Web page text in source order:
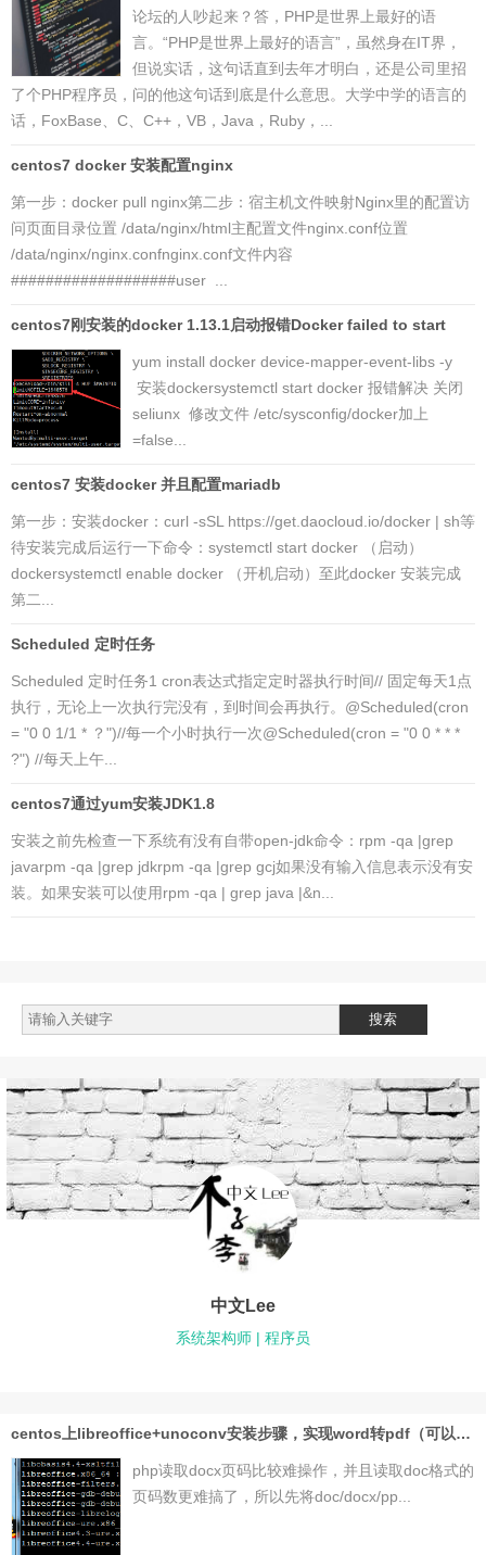
论坛的人吵起来？答，PHP是世界上最好的语
言。“PHP是世界上最好的语言”，虽然身在IT界，
但说实话，这句话直到去年才明白，还是公司里招
了个PHP程序员，问的他这句话到底是什么意思。大学中学的语言的
话，FoxBase、C、C++，VB，Java，Ruby，...
centos7 docker 安装配置nginx
第一步：docker pull nginx第二步：宿主机文件映射Nginx里的配置访
问页面目录位置 /data/nginx/html主配置文件nginx.conf位置
/data/nginx/nginx.confnginx.conf文件内容
###################user ...
centos7刚安装的docker 1.13.1启动报错Docker failed to start
yum install docker device-mapper-event-libs -y
安装dockersystemctl start docker 报错解决 关闭
seliunx 修改文件 /etc/sysconfig/docker加上
=false...
centos7 安装docker 并且配置mariadb
第一步：安装docker：curl -sSL https://get.daocloud.io/docker | sh等
待安装完成后运行一下命令：systemctl start docker （启动）
dockersystemctl enable docker （开机启动）至此docker 安装完成
第二...
Scheduled 定时任务
Scheduled 定时任务1 cron表达式指定定时器执行时间// 固定每天1点
执行，无论上一次执行完没有，到时间会再执行。@Scheduled(cron
= "0 0 1/1 * ？")//每一个小时执行一次@Scheduled(cron = "0 0 * * *
?") //每天上午...
centos7通过yum安装JDK1.8
安装之前先检查一下系统有没有自带open-jdk命令：rpm -qa |grep
javarpm -qa |grep jdkrpm -qa |grep gcj如果没有输入信息表示没有安
装。如果安装可以使用rpm -qa | grep java |&n...
中文Lee
系统架构师 | 程序员
centos上libreoffice+unoconv安装步骤，实现word转pdf（可以php读取pdf页码）
php读取docx页码比较难操作，并且读取doc格式的
页码数更难搞了，所以先将doc/docx/pp...